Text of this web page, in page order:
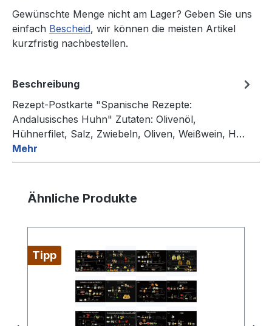
Gewünschte Menge nicht am Lager? Geben Sie uns
einfach Bescheid, wir können die meisten Artikel
kurzfristig nachbestellen.
Beschreibung
Rezept-Postkarte "Spanische Rezepte:
Andalusisches Huhn" Zutaten: Olivenöl,
Hühnerfilet, Salz, Zwiebeln, Oliven, Weißwein, H…
Mehr
Produktgalerie überspringen
Ähnliche Produkte
Tipp